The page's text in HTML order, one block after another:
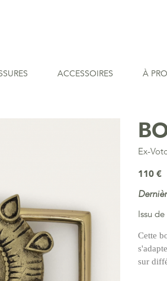
ACCESSOIRES À
Ex-
110 €
Issu
Cette
sur